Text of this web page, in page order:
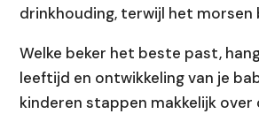
drinkhouding, terwijl het
Welke beker het beste past,
leeftijd en ontwikkeling van je
kinderen stappen makkelijk over